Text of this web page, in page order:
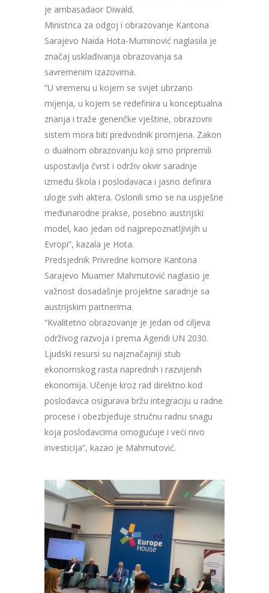
je ambasadaor Diwald.
Ministrica za odgoj i obrazovanje Kantona
Sarajevo Naida Hota-Muminović naglasila je
značaj usklađivanja obrazovanja sa
savremenim izazovima.
“U vremenu u kojem se svijet ubrzano
mijenja, u kojem se redefinira u konceptualna
znanja i traže generičke vještine, obrazovni
sistem mora biti predvodnik promjena. Zakon
o dualnom obrazovanju koji smo pripremili
uspostavlja čvrst i održiv okvir saradnje
između škola i poslodavaca i jasno definira
uloge svih aktera. Oslonili smo se na uspješne
međunarodne prakse, posebno austrijski
model, kao jedan od najprepoznatljivijih u
Evropi”, kazala je Hota.
Predsjednik Privredne komore Kantona
Sarajevo Muamer Mahmutović naglasio je
važnost dosadašnje projektne saradnje sa
austrijskim partnerima.
“Kvalitetno obrazovanje je jedan od ciljeva
održivog razvoja i prema Agendi UN 2030.
Ljudski resursi su najznačajniji stub
ekonomskog rasta naprednih i razvijenih
ekonomija. Učenje kroz rad direktno kod
poslodavca osigurava bržu integraciju u radne
procese i obezbjeđuje stručnu radnu snagu
koja poslodavcima omogućuje i veći nivo
investicija”, kazao je Mahmutović.